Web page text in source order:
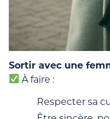
Sortir avec une
À faire :
Respecter sa